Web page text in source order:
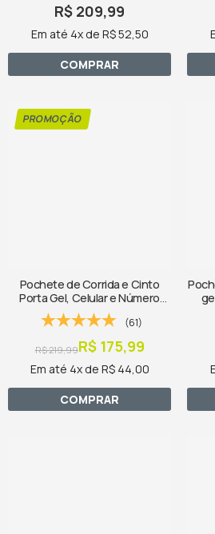
R$ 209,99
Em até 4x de R$ 52,50
COMPRAR
Pochete de Corrida e Cinto
Porta Gel, Celular e Número
Fitletic Ultimate II Preta
(61)
R$ 175,99
R$ 219,99
Em até 4x de R$ 44,00
COMPRAR